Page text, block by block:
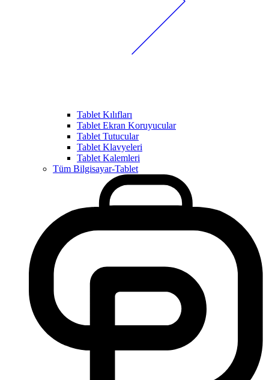
Tablet Kılıfları
Tablet Ekran Koruyucular
Tablet Tutucular
Tablet Klavyeleri
Tablet Kalemleri
Tüm Bilgisayar-Tablet